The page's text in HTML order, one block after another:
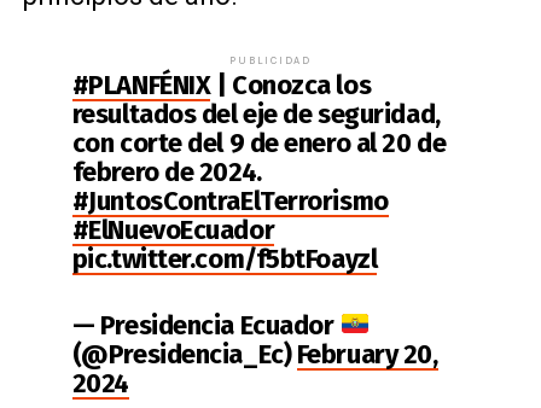
PUBLICIDAD
#PLANFÉNIX| Conozca los
resultados del eje de seguridad,
con corte del 9 de enero al 20 de
febrero de 2024.
#JuntosContraElTerrorismo
#ElNuevoEcuador
pic.twitter.com/f5btFoayzl
— Presidencia Ecuador
(@Presidencia_Ec)February 20,
2024